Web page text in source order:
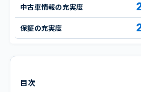
中古車情報の充実度
保証の充実度
目次